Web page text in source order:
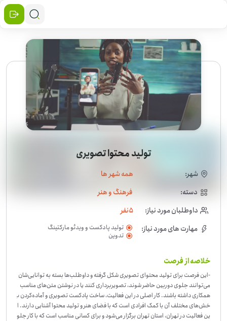
تولید محتوا تصویری
شهر:
همه شهر ها
دسته:
فرهنگ و هنر
داوطلبان مورد نیاز:
5نفر
مهارت های مورد نیاز:
تولید پادکست و ویدئو مارکتینگ
تدوین
خلاصه از فرصت
-این فرصت برای تولید محتوای تصویری شکل گرفته و داوطلب‌ها بسته به توانایی‌شان
می‌توانند جلوی دوربین حاضر شوند، تصویربرداری کنند یا در نوشتن متن‌های مناسب
همکاری داشته باشند. کار اصلی در این فعالیت، ساخت پادکست تصویری و آماده‌کردن ب
خش‌های مختلف آن با کمک افرادی است که با فضای هنر و تولید محتوا آشنایی دارند. ا
ین فعالیت در تهران، استان تهران برگزار می‌شود و برای کسانی مناسب است که با کار جلو